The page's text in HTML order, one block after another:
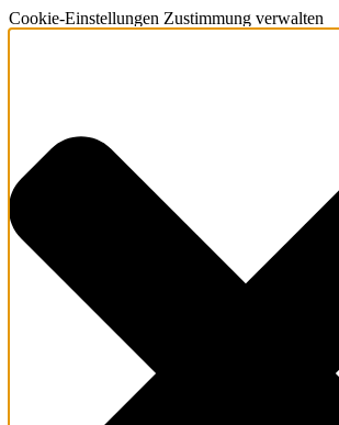
Cookie-Einstellungen Zustimmung verwalten